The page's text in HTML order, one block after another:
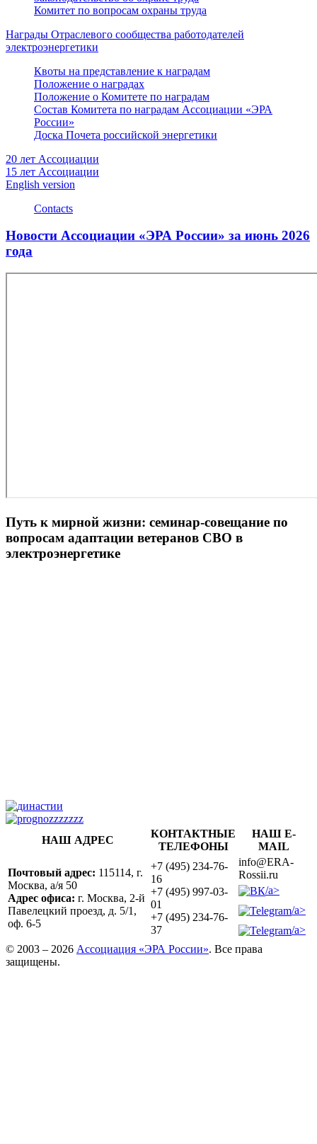
Комитет по вопросам охраны труда
Награды Отраслевого сообщества работодателей
электроэнергетики
Квоты на представление к наградам
Положение о наградах
Положение о Комитете по наградам
Состав Комитета по наградам Ассоциации «ЭРА
России»
Доска Почета российской энергетики
20 лет Ассоциации
15 лет Ассоциации
English version
Contacts
Новости Ассоциации «ЭРА России» за июнь 2026
года
Путь к мирной жизни: семинар-совещание по
вопросам адаптации ветеранов СВО в
электроэнергетике
НАШ АДРЕС
КОНТАКТНЫЕ
ТЕЛЕФОНЫ
НАШ E-
MAIL
Почтовый адрес: 115114, г.
Москва, а/я 50
Адрес офиса: г. Москва, 2-й
Павелецкий проезд, д. 5/1,
оф. 6-5
+7 (495) 234-76-
16
+7 (495) 997-03-
01
+7 (495) 234-76-
37
info@ERA-
Rossii.ru
/a>
/a>
/a>
© 2003 – 2026 Ассоциация «ЭРА России». Все права
защищены.